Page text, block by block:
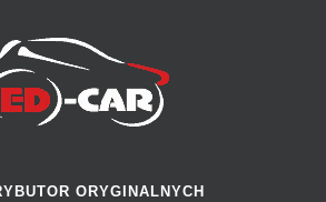
ORYGINALNYCH